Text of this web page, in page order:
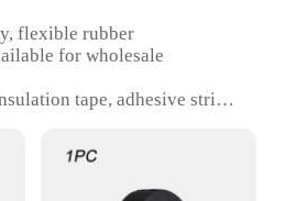
flexible rubber
for wholesale
tape, adhesive strips
for thermal insulation in